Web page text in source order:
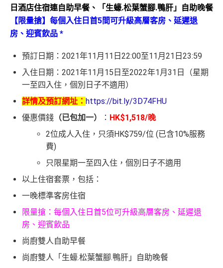
日酒店住宿連自助早餐、「生蠔.松葉蟹腳.鴨肝」自助晚餐
【限量搶】每個入住日首5間可升級高層客房、延遲退
房、迎賓飲品 *
預訂日期：2021年11月11日22:00至11月21日23:59
入住日期：2021年11月15日至2022年1月31日（星期
一至四入住，個別日子不適用）
詳情及預訂網址： https://bit.ly/3D74FHU
優惠價錢 （已包加一） ： HK$1,518/晚
2位成人入住，只須HK$759/位 (已含10%服務
費)
只限星期一至四入住，個別日子不適用
以上住宿套票，包括：
一晚標準客房住宿
限量搶：每個入住日首5位可升級高層客房、延遲退
房、迎賓飲品
尚廚雙人自助早餐
尚廚雙人「生蠔.松葉蟹腳.鴨肝」自助晚餐